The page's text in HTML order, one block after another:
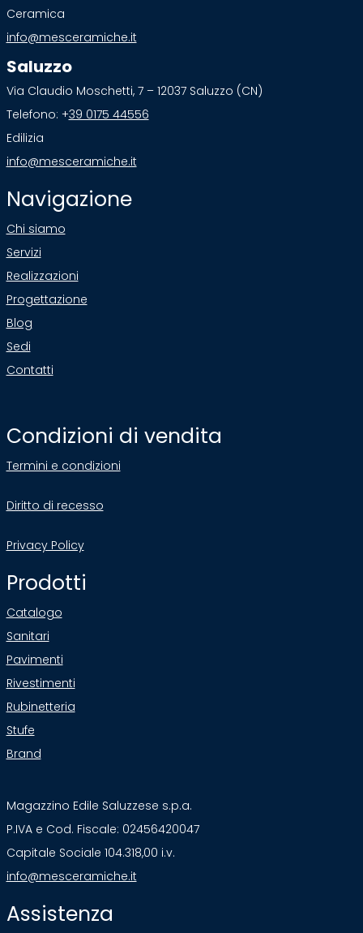
Ceramica
info@mesceramiche.it
Saluzzo
Via Claudio Moschetti, 7 – 12037 Saluzzo (CN)
Telefono: +39 0175 44556
Edilizia
info@mesceramiche.it
Navigazione
Chi siamo
Servizi
Realizzazioni
Progettazione
Blog
Sedi
Contatti
Condizioni di vendita
Termini e condizioni
Diritto di recesso
Privacy Policy
Prodotti
Catalogo
Sanitari
Pavimenti
Rivestimenti
Rubinetteria
Stufe
Brand
Magazzino Edile Saluzzese s.p.a.
P.IVA e Cod. Fiscale: 02456420047
Capitale Sociale 104.318,00 i.v.
info@mesceramiche.it
Assistenza